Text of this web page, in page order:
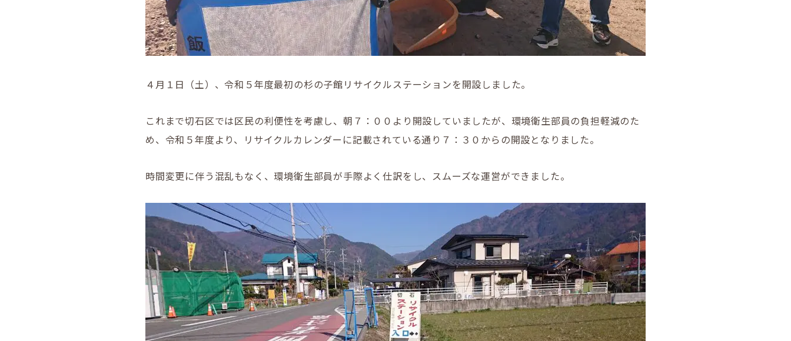
４月１日（土）、令和５年度最初の杉の子館リサイクルステーションを開設しました。
これまで切石区では区民の利便性を考慮し、朝７：００より開設していましたが、環境衛生部員の負担軽減のた
め、令和５年度より、リサイクルカレンダーに記載されている通り７：３０からの開設となりました。
時間変更に伴う混乱もなく、環境衛生部員が手際よく仕訳をし、スムーズな運営ができました。